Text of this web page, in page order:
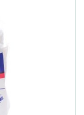
(15°C -